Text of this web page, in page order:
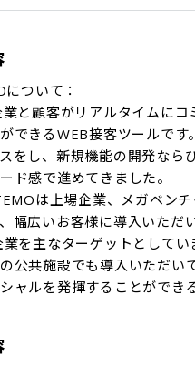
ついて：
と顧客がリアルタイムにコ
できるWEB接客ツールで
をし、新規機能の開発なら
ド感で進めてきました。
は上場企業、メガベン
幅広いお客様に導入いただ
を主なターゲットとしてい
公共施設でも導入いただい
ャルを発揮することができ